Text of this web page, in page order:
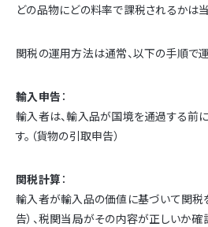
どの品物にどの料率で課税されるかは
関税の運用方法は通常、以下の手順で運
輸入申告 ：
輸入者は、輸入品が国境を通過する前
す。（貨物の引取申告）
関税計算 ：
輸入者が輸入品の価値に基づいて関税
告）、税関当局がその内容が正しいか確